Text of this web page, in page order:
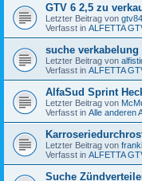
GTV 6 2,5 zu
Letzter Beitrag von gtv84
Verfasst in ALFETTA
suche verkabelung
Letzter Beitrag von
Verfasst in ALFETTA
AlfaSud Sprint
Letzter Beitrag von
Verfasst in Alle anderen
Letzter Beitrag von
Verfasst in ALFETTA
Suche